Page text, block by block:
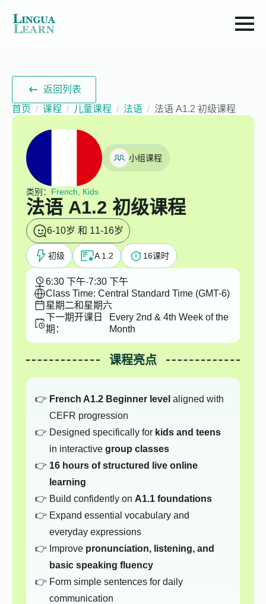
返回列表
首页
课程 儿童课程 法语 法语 A1.2 初级课程
小组课程
类别： French, Kids
法语 A1.2 初级课程
6-10岁 和 11-16岁
初级 A 1.2 16课时
6:30 下午-7:30 下午
Class Time: Central Standard Time (GMT-6)
星期二和星期六
下一期开课日
期：
Every 2nd & 4th Week of the
Month
课程亮点
French A1.2 Beginner level aligned with
CEFR progression
Designed specifically for kids and teens
in interactive group classes
16 hours of structured live online
learning
Build confidently on A1.1 foundations
Expand essential vocabulary and
everyday expressions
Improve pronunciation, listening, and
basic speaking fluency
Form simple sentences for daily
communication